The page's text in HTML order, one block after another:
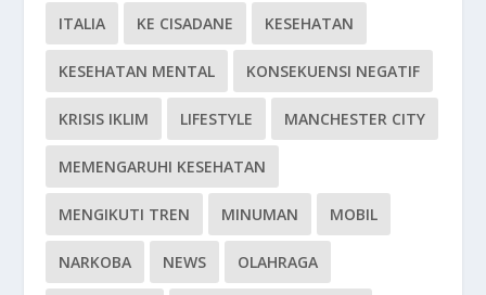
ITALIA KE CISADANE KESEHATAN
KESEHATAN MENTAL KONSEKUENSI NEGATIF
KRISIS IKLIM LIFESTYLE MANCHESTER CITY
MEMENGARUHI KESEHATAN
MENGIKUTI TREN MINUMAN MOBIL
NARKOBA NEWS OLAHRAGA